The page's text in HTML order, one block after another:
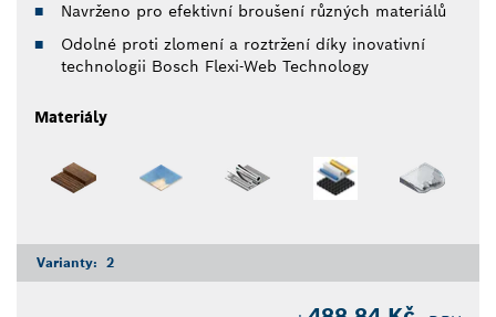
Navrženo pro efektivní broušení různých materiálů
Odolné proti zlomení a roztržení díky inovativní
technologii Bosch Flexi-Web Technology
Materiály
Varianty: 2